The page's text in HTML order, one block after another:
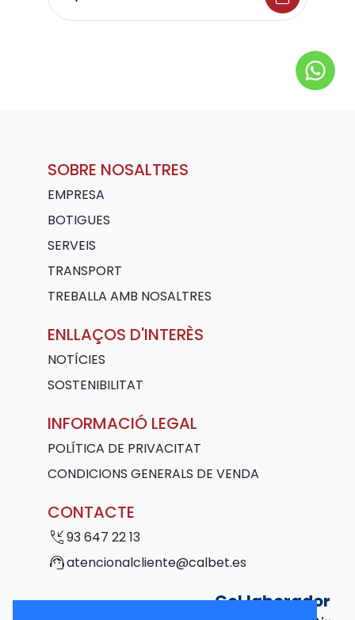
SOBRE NOSALTRES
EMPRESA
BOTIGUES
SERVEIS
TRANSPORT
TREBALLA AMB NOSALTRES
ENLLAÇOS D'INTERÈS
NOTÍCIES
SOSTENIBILITAT
INFORMACIÓ LEGAL
POLÍTICA DE PRIVACITAT
CONDICIONS GENERALS DE VENDA
CONTACTE
phone_callback93 647 22 13
support_agentatencionalcliente@calbet.es
Col·laborador